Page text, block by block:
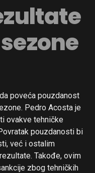
poveća pouzdanost
Pedro Acosta je
ovakve tehničke
pouzdanosti bi
već i ostalim
Takođe, ovim
zbog tehničkih